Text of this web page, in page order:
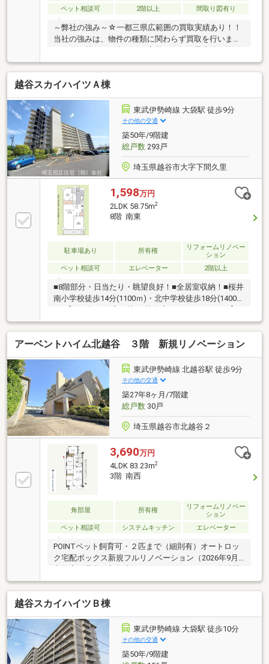
ペット相談可
2階以上 間取り図有り
～弊社の強み～☆一都三県広範囲の買取実績あり！！
当社の強みは、物件の種類に関わらず買取を行いま
す。住み替えをお考えのお客様の負担を最小限に抑え
た住み替えを目的とした買取も受付中です！！査定無
料秘密厳守です。☆最新の相続情報が学べるセミナー
を随時実施しています。相続に関しては、毎月開催の
無料セミナーや相談サービスを提供し、専門家による
サポートも行います。☆センチュリー21は全国の店舗
数NO1！！弊社は昨年全店舗で4位の実績があります。
ネットワークを活かし、お客様に安心と信頼のサービ
スを提供し、楽しい物件探しをサポートさせていただ
きます。お気軽にご相談ください。
越谷スカイハイツＡ棟
東武伊勢崎線 大袋駅 徒歩9分
その他の交通
築50年/9階建
総戸数293戸
埼玉県越谷市大字下間久里
1,598万円
2LDK 58.75m2
8階 南東
駐車場あり 所有権
リフォームリノベー
ション
ペット相談可
エレベーター 2階以上
■8階部分・日当たり・眺望良好！■全居室収納！■桜井
南小学校徒歩14分(1100ｍ)・北中学校徒歩18分(1400
◆地域密着50年以上！越谷市出身・在籍のスタッフも
多いので、越谷市と近隣の草加市、春日部市、吉川
市、八潮市、松伏町、東川口・浦和美園エリアなどの
ことなら私たちにお任せください！◆住宅ローンに強
い！住宅ローン専門スタッフが銀行窓口となり、様々
な事例から適切なサポートをお約束します！ ◆取り扱
い物件が豊富！越谷市を中心に数ある物件の中からお
客様のご要望に沿った物件をご提案させて頂きます！
アーベントハイム北越谷 ３階 新規リノベーション
東武伊勢崎線 北越谷駅 徒歩9分
その他の交通
築27年8ヶ月/7階建
総戸数30戸
埼玉県越谷市北越谷２
3,690万円
4LDK 83.23m2
3階 南西
角部屋 所有権
リフォームリノベー
ション
ペット相談可
システムキッチン エレベーター
POINTペット飼育可・２匹まで（細則有）オートロッ
ク宅配ボックス新規フルリノベーション（2026年9月
付き）／浴室／洗面化粧台／トイレ／建具新規貼替⇒
クロス全室、床材ハウスクリーニング≪Support≫□住
信SBI代理事業 東宝ハウスフィナンシャル（T.sロー
ン）□auじぶん銀行（指定不動産会社） ▼８月実行
金利1.130％ ※所定のガンと診断されたら住宅ロー
ン残高が0円になる『ガン団信』がついた金利です
□365日24時間住まいの駆付けサービス（3年間無料）
□TOHO HOUSE CLUB （アフターサービス）
越谷スカイハイツＢ棟
東武伊勢崎線 大袋駅 徒歩10分
その他の交通
築50年/9階建